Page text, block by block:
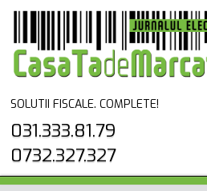
SOLUTII FISCALE. COMPLETE!
031.333.81.79
0732.327.327